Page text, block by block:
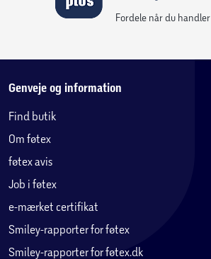
Fordele når du handler
Genveje og information
Find butik
Om føtex
føtex avis
Job i føtex
e-mærket certifikat
Smiley-rapporter for føtex
Smiley-rapporter for føtex.dk